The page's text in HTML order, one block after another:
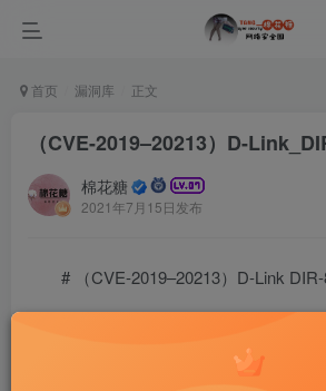
首页 漏洞库 正文
（CVE-2019–20213）D-
棉花糖
2021年7月15日发布
# （CVE-2019–20213）D-Link